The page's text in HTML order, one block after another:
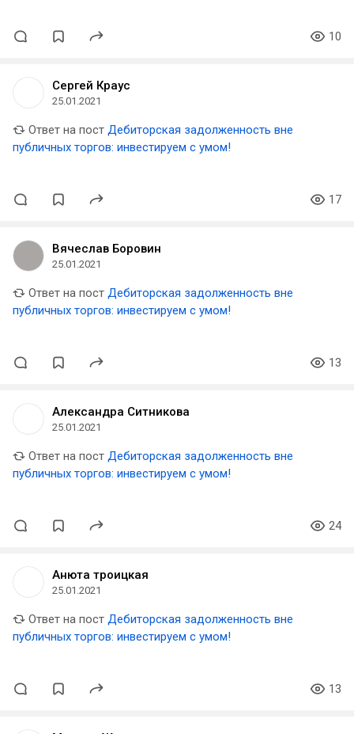
10
Сергей Краус
25.01.2021
Ответ на пост Дебиторская задолженность вне
публичных торгов: инвестируем с умом!
17
Вячеслав Боровин
25.01.2021
Ответ на пост Дебиторская задолженность вне
публичных торгов: инвестируем с умом!
13
Александра Ситникова
25.01.2021
Ответ на пост Дебиторская задолженность вне
публичных торгов: инвестируем с умом!
24
Анюта троицкая
25.01.2021
Ответ на пост Дебиторская задолженность вне
публичных торгов: инвестируем с умом!
13